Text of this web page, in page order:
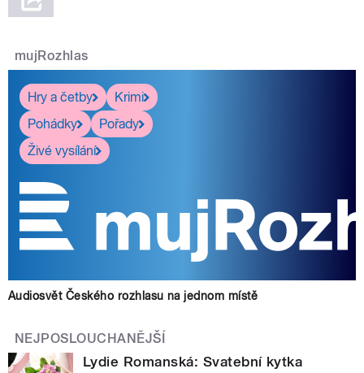
mujRozhlas
Hry a četby
Krimi
Pohádky
Pořady
Živé vysílání
Audiosvět Českého rozhlasu na jednom místě
NEJPOSLOUCHANĚJŠÍ
Lydie Romanská: Svatební kytka